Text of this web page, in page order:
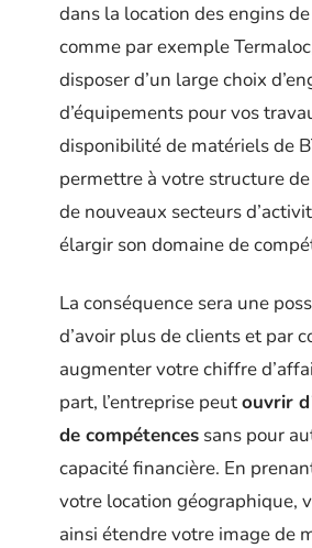
dans la location des engins
comme par exemple
disposer d’un large choix
d’équipements pour vos
disponibilité de matériels de
permettre à votre structure
de nouveaux secteurs
élargir son domaine de
La conséquence sera une
d’avoir plus de clients et par
augmenter votre chiffre
part, l’entreprise peutouvrir
de compétences sans pour
capacité financière. En
votre location géographique,
ainsi étendre votre image de